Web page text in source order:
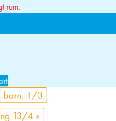
rum.
barn, 1/3
13/4 »